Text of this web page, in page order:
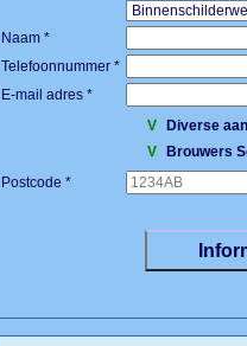
Naam *
Telefoonnummer *
E-mail adres *
V
Diverse
V
Brouwers
Postcode *